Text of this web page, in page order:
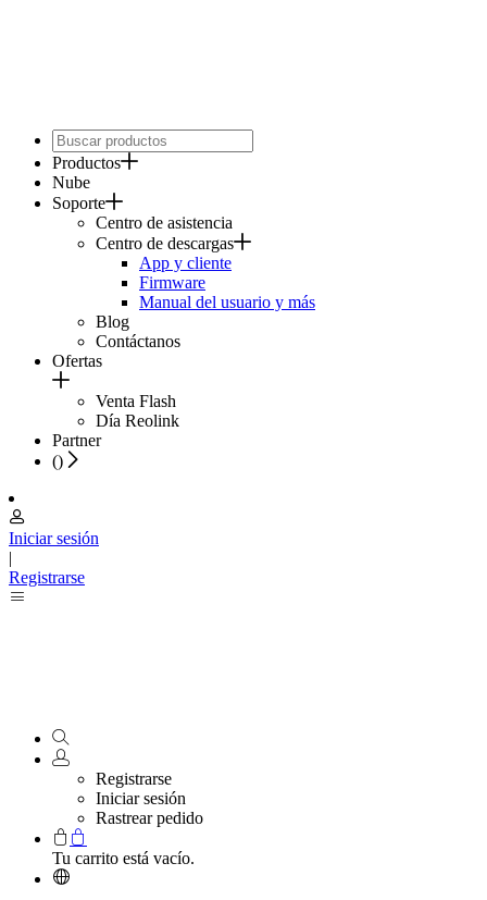
Productos
Nube
Soporte
Centro de asistencia
Centro de descargas
App y cliente
Firmware
Manual del usuario y más
Blog
Contáctanos
Ofertas
Venta Flash
Día Reolink
Partner
()
Iniciar sesión
|
Registrarse
Registrarse
Iniciar sesión
Rastrear pedido
Tu carrito está vacío.